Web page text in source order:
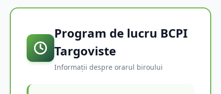
Program de lucru BCPI
Targoviste
Informații despre orarul biroului